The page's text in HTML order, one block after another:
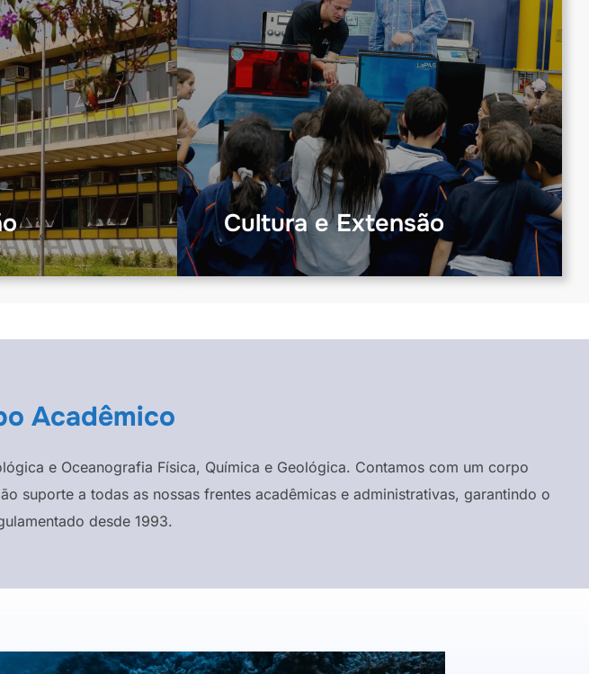
Cultura e Extensão
Acadêmico
e Oceanografia Física, Química e Geológica. Contamos com um corpo
suporte a todas as nossas frentes acadêmicas e administrativas, garantindo o
desde 1993.